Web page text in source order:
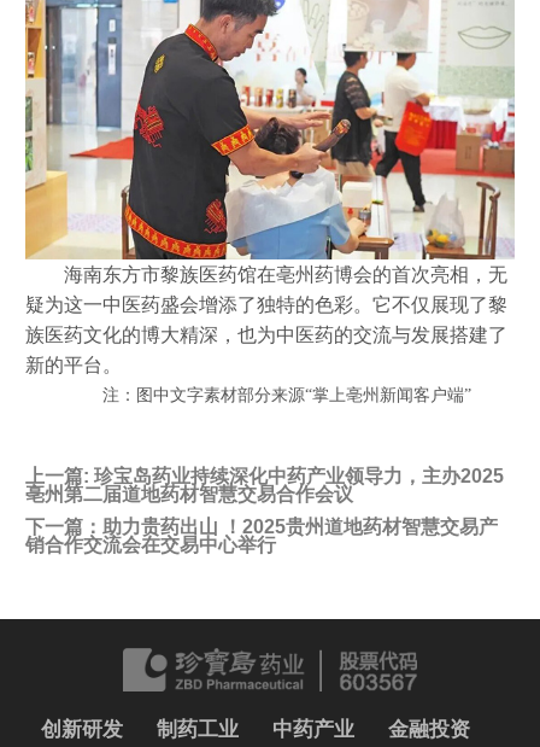
海南东方市黎族医药馆在亳州药博会的首次亮相，无
疑为这一中医药盛会增添了独特的色彩。它不仅展现了黎
族医药文化的博大精深，也为中医药的交流与发展搭建了
新的平台。
注：图中文字素材部分来源“掌上亳州新闻客户端”
上一篇: 珍宝岛药业持续深化中药产业领导力，主办2025
亳州第二届道地药材智慧交易合作会议
下一篇： 助力贵药出山 ！2025贵州道地药材智慧交易产
销合作交流会在交易中心举行
创新研发 制药工业 中药产业 金融投资